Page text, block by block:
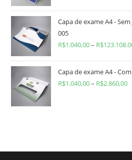
Capa de exame A4 -
005
R$1.040,00– R$
Capa de exame A4 -
R$1.040,00– R$2.860,00